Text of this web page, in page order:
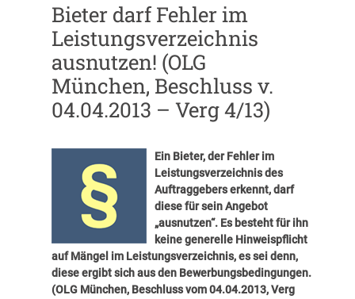
Bieter darf Fehler im
Leistungsverzeichnis
ausnutzen! (OLG
München, Beschluss v.
04.04.2013 – Verg 4/13)
Ein Bieter, der Fehler im
Leistungsverzeichnis des
Auftraggebers erkennt, darf
diese für sein Angebot
„ausnutzen“. Es besteht für ihn
keine generelle Hinweispflicht
auf Mängel im Leistungsverzeichnis, es sei denn,
diese ergibt sich aus den Bewerbungsbedingungen.
(OLG München, Beschluss vom 04.04.2013, Verg